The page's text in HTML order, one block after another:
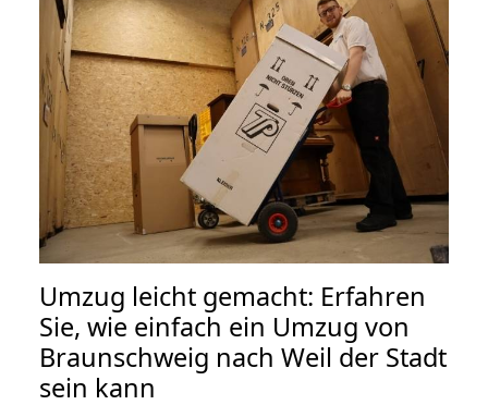
Umzug leicht gemacht: Erfahren
Sie, wie einfach ein Umzug von
Braunschweig nach Weil der Stadt
sein kann